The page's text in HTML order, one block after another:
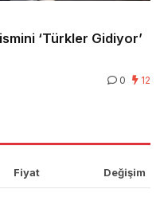
‘Türkler Gidiyor’
0 12
Fiyat Değişim